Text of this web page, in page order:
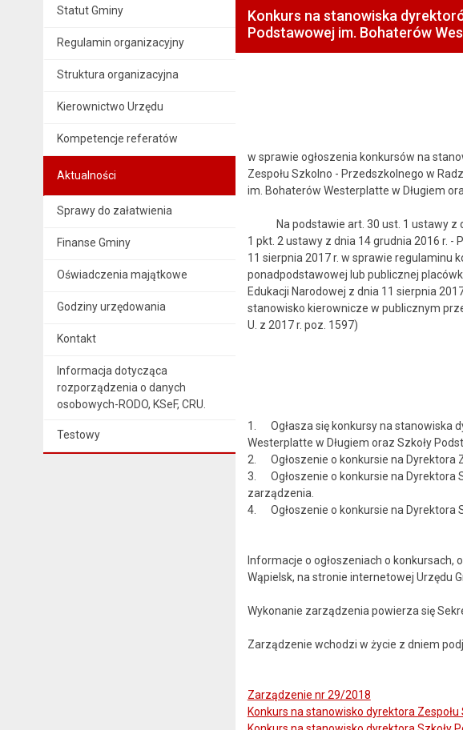
Statut Gminy
Regulamin organizacyjny
Struktura organizacyjna
Kierownictwo Urzędu
Kompetencje referatów
Aktualności
Sprawy do załatwienia
Finanse Gminy
Oświadczenia majątkowe
Godziny urzędowania
Kontakt
Informacja dotycząca
rozporządzenia o danych
osobowych-RODO, KSeF, CRU.
Testowy
Konkurs na stanowiska
Podstawowej im. Bohaterów
w sprawie ogłoszenia konkursów na
Zespołu Szkolno - Przedszkolnego w
im. Bohaterów Westerplatte w Długiem
Na podstawie art. 30 ust. 1 ustawy z
1 pkt. 2 ustawy z dnia 14 grudnia 2016 r. -
11 sierpnia 2017 r. w sprawie regulaminu
ponadpodstawowej lub publicznej
Edukacji Narodowej z dnia 11 sierpnia
stanowisko kierownicze w publicznym
U. z 2017 r. poz. 1597)
1. Ogłasza się konkursy na stanowiska
Westerplatte w Długiem oraz Szkoły
2. Ogłoszenie o konkursie na Dyrektora
3. Ogłoszenie o konkursie na Dyrektora
zarządzenia.
4. Ogłoszenie o konkursie na Dyrektora
Informacje o ogłoszeniach o
Wąpielsk, na stronie internetowej Urzędu
Wykonanie zarządzenia powierza się
Zarządzenie wchodzi w życie z dniem
Zarządzenie nr 29/2018
Konkurs na stanowisko dyrektora